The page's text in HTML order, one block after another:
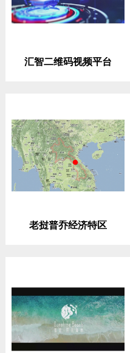
汇智二维码视频平台
老挝普乔经济特区